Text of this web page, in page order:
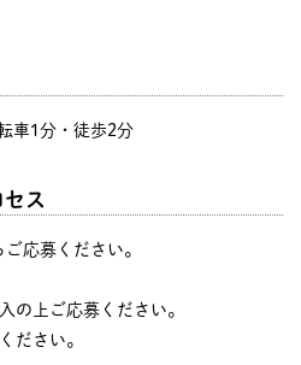
車1分・徒歩2分
ス
応募ください。
の上ご応募ください。
ださい。